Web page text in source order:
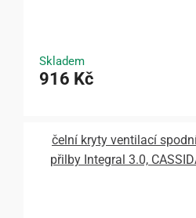
Skladem
916 Kč
čelní kryty ventilací
přilby Integral 3.0,